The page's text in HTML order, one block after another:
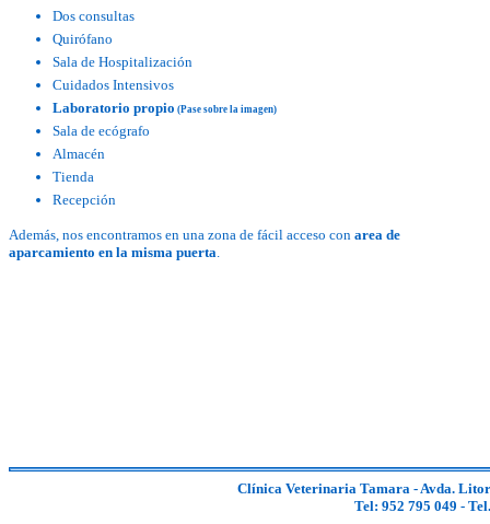
Dos consultas
Quirófano
Sala de Hospitalización
Cuidados Intensivos
Laboratorio propio (Pase sobre la imagen)
Sala de ecógrafo
Almacén
Tienda
Recepción
Además, nos encontramos en una zona de fácil acceso con area de
aparcamiento en la misma puerta.
Clínica Veterinaria Tamara - Avda.
Tel: 952 795 049 -